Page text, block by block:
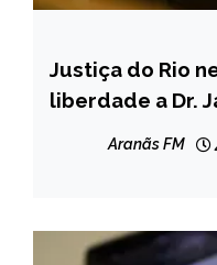
BRASIL
NOTÍCIAS
Justiça do Rio
liberdade a Dr.
Aranãs FM